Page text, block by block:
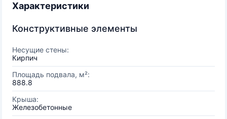
Характеристики
Конструктивные элементы
Несущие стены:
Кирпич
Площадь подвала, м²:
888.8
Крыша:
Железобетонные